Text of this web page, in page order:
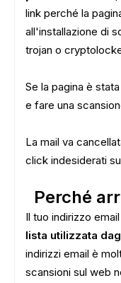
link perché la
all'installazione di
trojan o
Se la pagina è
e fare una
La mail va
click indesiderati
Perché
Il tuo indirizzo
lista utilizzata
indirizzi email è
scansioni sul web